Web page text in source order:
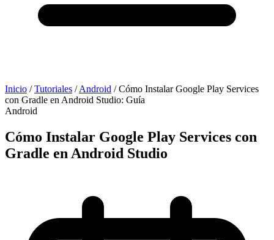
Inicio / Tutoriales / Android / Cómo Instalar Google Play Services
con Gradle en Android Studio: Guía
Android
Cómo Instalar Google Play Services con
Gradle en Android Studio